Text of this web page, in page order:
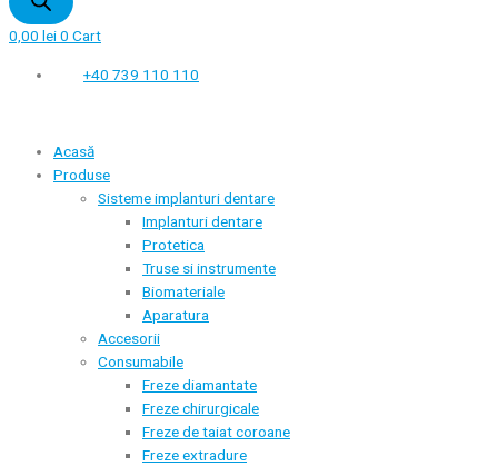
0,00 lei0 Cart
+40 739 110 110
Acasă
Produse
Sisteme implanturi dentare
Implanturi dentare
Protetica
Truse si instrumente
Biomateriale
Aparatura
Accesorii
Consumabile
Freze diamantate
Freze chirurgicale
Freze de taiat coroane
Freze extradure